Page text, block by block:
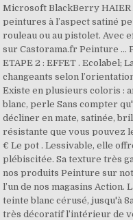
Microsoft BlackBerry HAIER
peintures à l’aspect satiné
rouleau ou au pistolet. Avec
sur Castorama.fr Peinture …
ETAPE 2 : EFFET . Ecolabel;
changeants selon
Existe en plusieurs coloris :
blanc, perle Sans compter
décliner en mate, satinée,
résistante que vous pouvez
€ Le pot . Lessivable, elle
plébiscitée. Sa texture très
nos produits Peinture sur
l’un de nos magasins Action.
teinte blanc cérusé, jusqu'à
très décoratif l’intérieur de